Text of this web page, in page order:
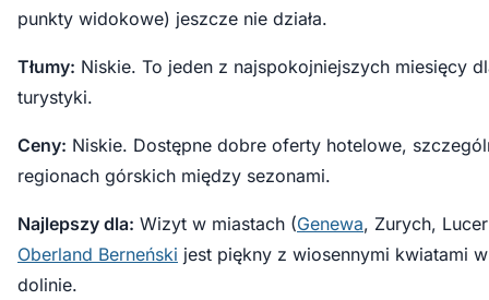
punkty widokowe) jeszcze nie działa.
Tłumy: Niskie. To jeden z najspokojniejszych miesięcy
turystyki.
Ceny: Niskie. Dostępne dobre oferty hotelowe,
regionach górskich między sezonami.
Najlepszy dla: Wizyt w miastach (Genewa, Zurych,
Oberland Berneński jest piękny z wiosennymi kwiatami w
dolinie.